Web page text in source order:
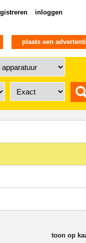
inloggen
plaats een
verfijn
toon op